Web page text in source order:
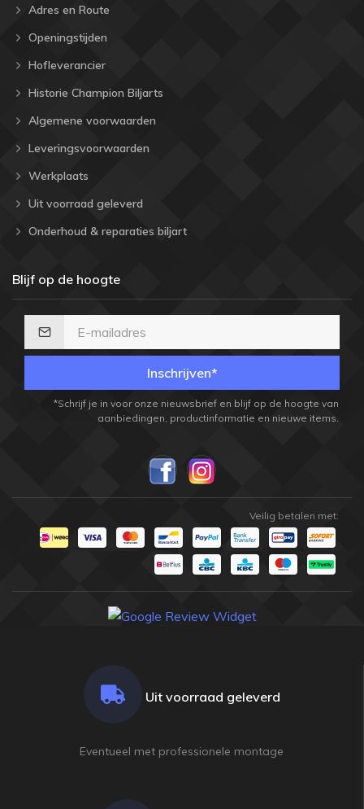
Adres en Route
Openingstijden
Hofleverancier
Historie Champion Biljarts
Algemene voorwaarden
Leveringsvoorwaarden
Werkplaats
Uit voorraad geleverd
Onderhoud & reparaties biljart
Blijf op de hoogte
Inschrijven*
*Schrijf je in voor onze nieuwsbrief en blijf op de hoogte van
aanbiedingen, productinformatie en nieuwe items.
Veilig betalen met:
Uit voorraad geleverd
Eventueel met professionele montage